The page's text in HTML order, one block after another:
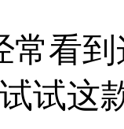
常看
试这